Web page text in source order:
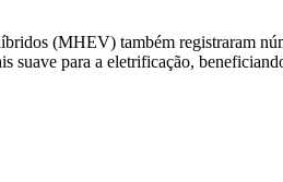
(MHEV) também registraram
suave para a eletrificação,